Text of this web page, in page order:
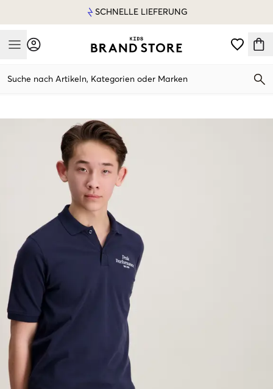
SCHNELLE LIEFERUNG
Mobile Menu
Suche nach Artikeln, Kategorien oder Marken